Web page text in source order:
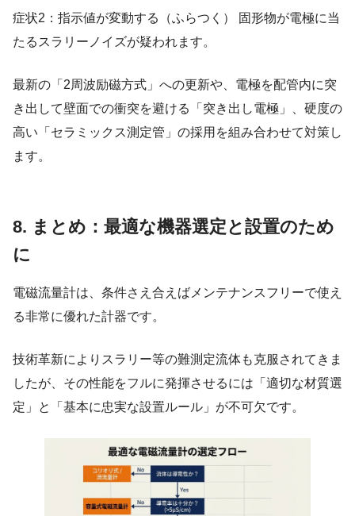
症状2：指示値が変動する（ふらつく） 固形物が電極に当
たるスラリーノイズが疑われます。
最新の「2周波励磁方式」への更新や、電極を配管内に突
き出して壁面での衝突を避ける「突き出し電極」、硬度の
高い「セラミックス測定管」の採用を組み合わせて対策し
ます。
8. まとめ：最適な機器選定と設置のため
に
電磁流量計は、条件さえ合えばメンテナンスフリーで使え
る非常に優れた計器です。
技術革新によりスラリー等の難測定流体も克服されてきま
したが、その性能をフルに発揮させるには「適切な材質選
定」と「基本に忠実な設置ルール」が不可欠です。